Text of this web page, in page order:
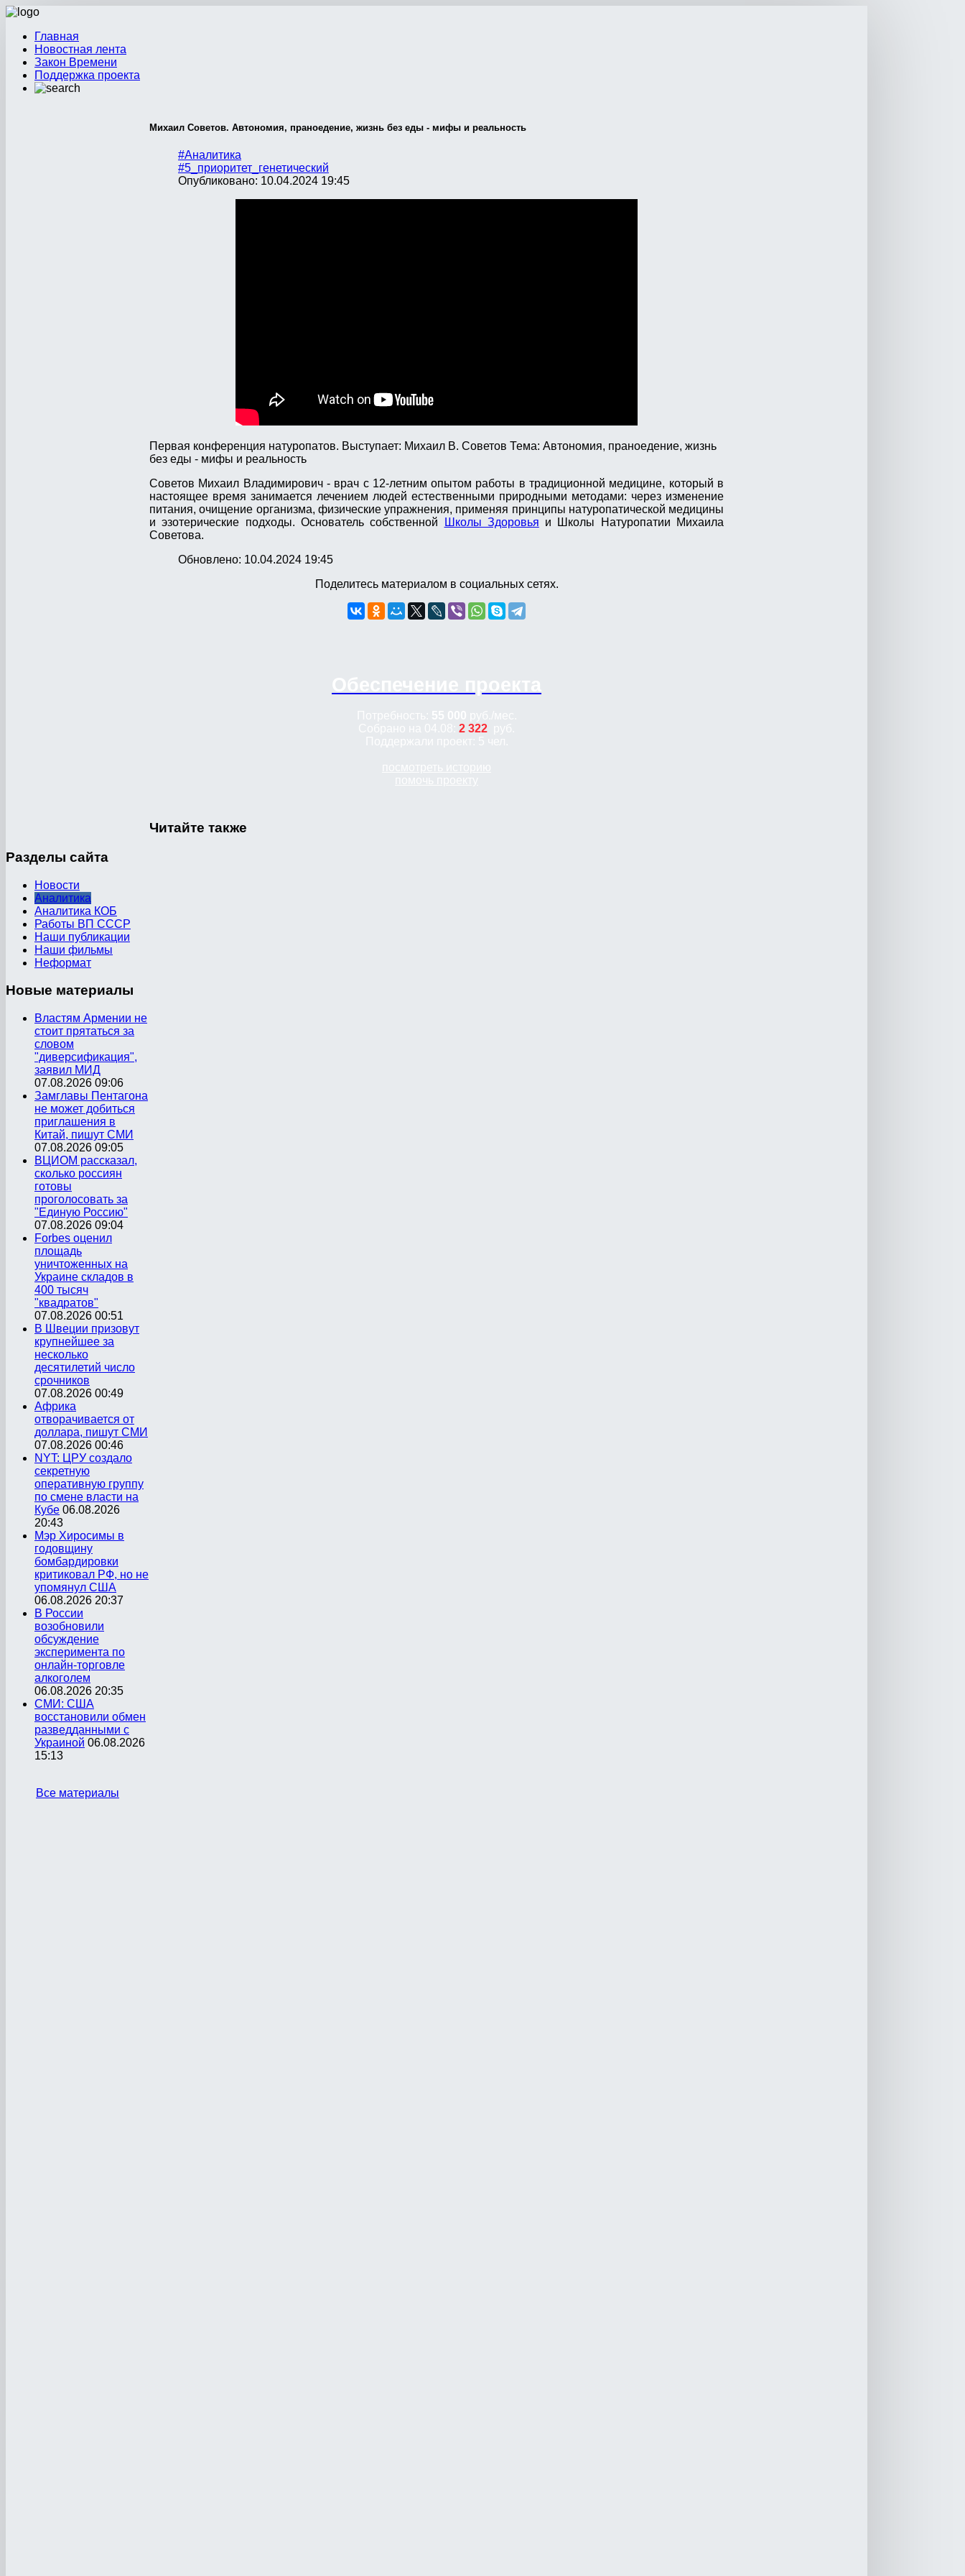
Главная
Новостная лента
Закон Времени
Поддержка проекта
Михаил Советов. Автономия, праноедение, жизнь без еды - мифы и реальность
#Аналитика
#5_приоритет_генетический
Опубликовано: 10.04.2024 19:45
Первая конференция натуропатов. Выступает: Михаил В. Советов Тема: Автономия, праноедение, жизнь
без еды - мифы и реальность
Советов Михаил Владимирович - врач с 12-летним опытом работы в традиционной медицине, который в
настоящее время занимается лечением людей естественными природными методами: через изменение
питания, очищение организма, физические упражнения, применяя принципы натуропатической медицины
и эзотерические подходы. Основатель собственной
Школы Здоровья и Школы Натуропатии Михаила
Советова.
Обновлено: 10.04.2024 19:45
Поделитесь материалом в социальных сетях.
2 322
Читайте также
Разделы сайта
Новости
Аналитика
Аналитика КОБ
Работы ВП СССР
Наши публикации
Наши фильмы
Неформат
Новые материалы
Властям Армении не
стоит прятаться за
словом
"диверсификация",
заявил МИД
07.08.2026 09:06
Замглавы Пентагона
не может добиться
приглашения в
Китай, пишут СМИ
07.08.2026 09:05
ВЦИОМ рассказал,
сколько россиян
готовы
проголосовать за
"Единую Россию"
07.08.2026 09:04
Forbes оценил
площадь
уничтоженных на
Украине складов в
400 тысяч
"квадратов"
07.08.2026 00:51
В Швеции призовут
крупнейшее за
несколько
десятилетий число
срочников
07.08.2026 00:49
Африка
отворачивается от
доллара, пишут СМИ
07.08.2026 00:46
NYT: ЦРУ создало
секретную
оперативную группу
по смене власти на
Кубе 06.08.2026
20:43
Мэр Хиросимы в
годовщину
бомбардировки
критиковал РФ, но не
упомянул США
06.08.2026 20:37
В России
возобновили
обсуждение
эксперимента по
онлайн-торговле
алкоголем
06.08.2026 20:35
СМИ: США
восстановили обмен
разведданными с
Украиной 06.08.2026
15:13
Все материалы